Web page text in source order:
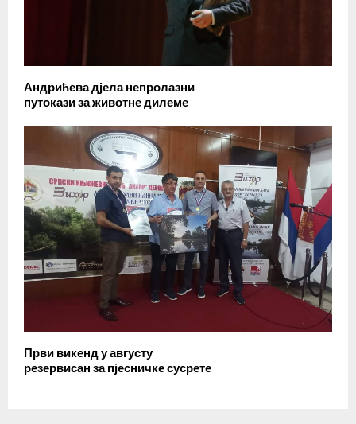
Андрићева дјела непролазни
путокази за животне дилеме
Први викенд у августу
резервисан за пјесничке сусрете